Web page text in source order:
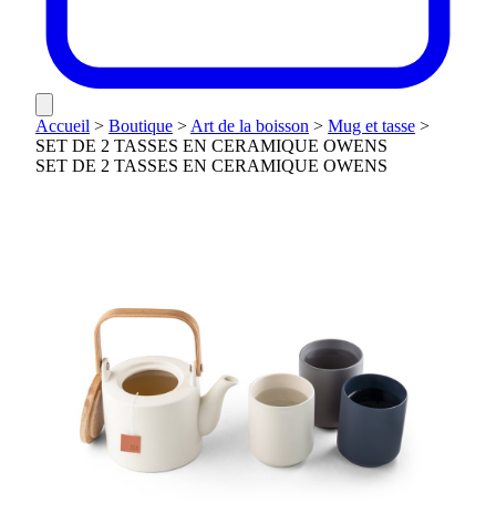
Accueil > Boutique >Art de la boisson > Mug et tasse >
SET DE 2 TASSES EN CERAMIQUE OWENS
SET DE 2 TASSES EN CERAMIQUE OWENS